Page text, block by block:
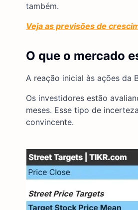
também.
Veja as previsões de
O que o mercado
A reação inicial às ações da
Os investidores estão
meses. Esse tipo de
convincente.